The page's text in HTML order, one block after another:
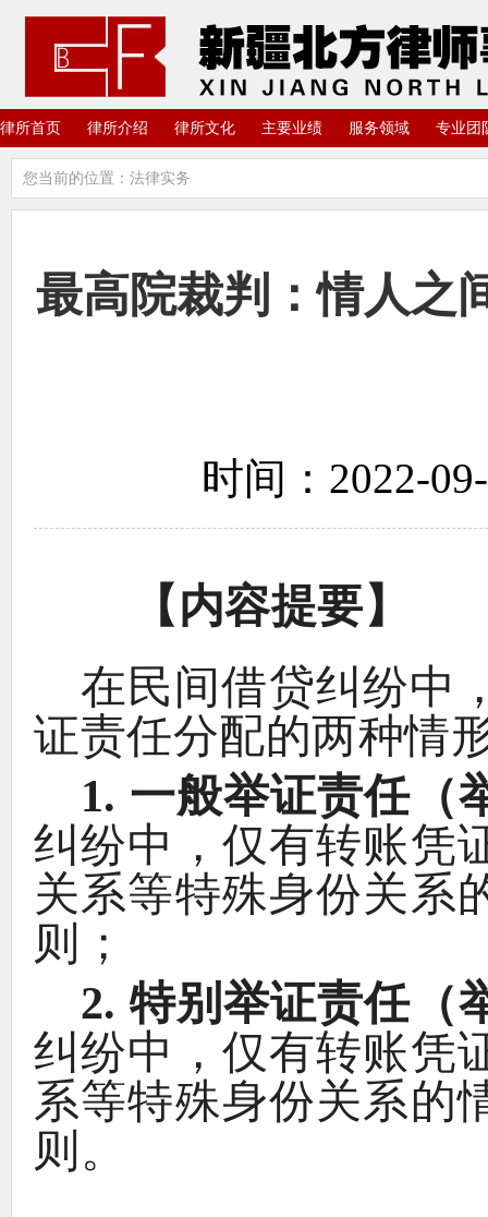
律所首页 律所介绍 律所文化 主要业绩 服务领域 专业团
您当前的位置：法律实务
最高院裁判：情人之
时间：2022-
【 内容提要】
在民间借贷纠纷中
证责任分配的两种情
1. 一般举证责任 （
纠纷中 ， 仅有转账凭
关系等特殊身份关系
则
；
2. 特别举证责任 （
纠纷中 ， 仅有转账凭
系等特殊身份关系的
则 。